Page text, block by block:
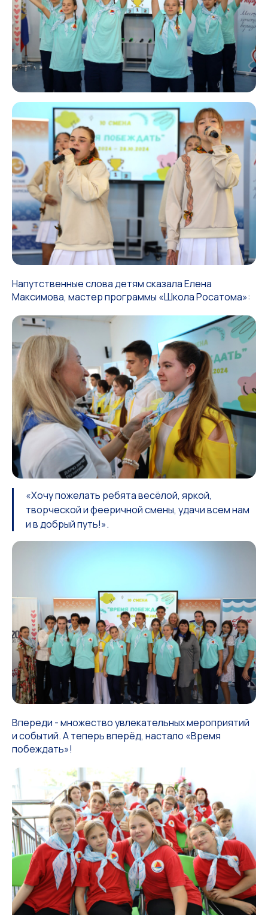
Напутственные слова детям сказала Елена
Максимова, мастер программы «Школа Росатома»:
«Хочу пожелать ребята весёлой, яркой,
творческой и фееричной смены, удачи всем нам
и в добрый путь!».
Впереди - множество увлекательных мероприятий
и событий. А теперь вперёд, настало «Время
побеждать»!